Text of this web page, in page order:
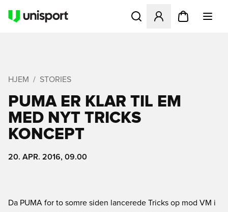
Åbner en Modal til at
HJEM STORIES
PUMA ER KLAR TIL EM
MED NYT TRICKS
KONCEPT
20. APR. 2016, 09.00
Da PUMA for to somre siden lancerede Tricks op mod VM i